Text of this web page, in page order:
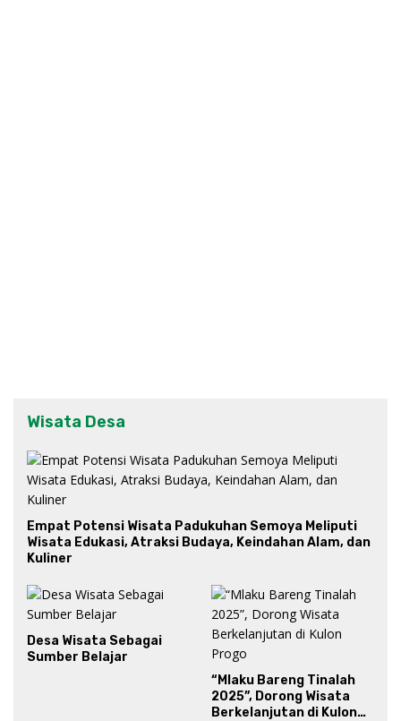
Wisata Desa
Empat Potensi Wisata Padukuhan Semoya Meliputi
Wisata Edukasi, Atraksi Budaya, Keindahan Alam, dan
Kuliner
Desa Wisata Sebagai
Sumber Belajar
“Mlaku Bareng Tinalah
2025”, Dorong Wisata
Berkelanjutan di Kulon